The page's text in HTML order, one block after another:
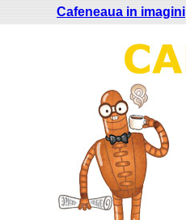
Cafeneaua in imagini